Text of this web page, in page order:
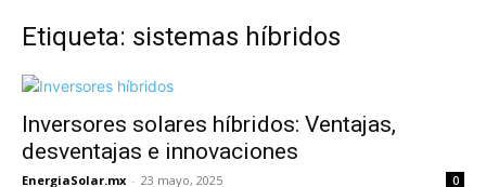
Etiqueta: sistemas híbridos
Inversores solares híbridos: Ventajas,
desventajas e innovaciones
EnergiaSolar.mx - 23 mayo, 2025 0